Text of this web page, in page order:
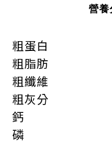
營
粗蛋白
粗脂肪
粗纖維
粗灰分
鈣
磷